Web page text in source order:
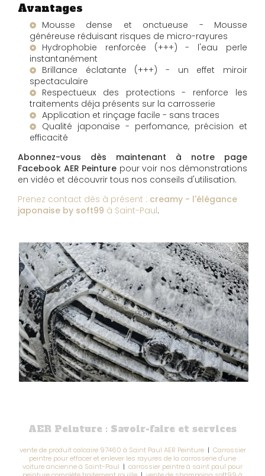
Avantages
Mousse dense et onctueuse - Mousse
généreuse réduisant risques de micro-rayures
Hydrophobie renforcée (+++) - l'eau perle
instantanément
Brillance éclatante (+++) - un effet miroir
spectaculaire
Respectueux des protections - renforce les
traitements déja présents sur la carrosserie
Application et rinçage facile - sans traces
Qualité japonaise - perfomance, précision et
efficacité
Abonnez-vous dès maintenant à notre page
Facebook AER Peinture pour voir nos démonstrations
en vidéo et découvrir tous nos conseils d'utilisation.
Prenez contact dès à présent : creamy - l'élégance
japonaise by soft99 à Saint-Paul.
AER Peinture : Savoir-faire et services
vente de produit calcaire 97460 à Saint Paul AER Peinture| Carrossier
peintre pour effacer et enlever les rayures de la carrosserie d'une
voiture ancienne à Saint-Paul | carrossier peintre à saint paul pour